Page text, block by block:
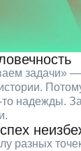
задачи»
надежды.
разных